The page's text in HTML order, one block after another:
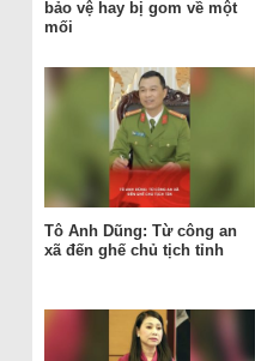
bảo vệ hay bị gom về một
mối
Tô Anh Dũng: Từ công an
xã đến ghế chủ tịch tỉnh